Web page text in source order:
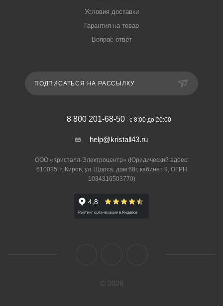
Условия доставки
Гарантия на товар
Вопрос-ответ
ПОДПИСАТЬСЯ НА РАССЫЛКУ
8 800 201-68-50 с 8:00 до 20:00
help@kristall43.ru
ООО «Кристалл-Электроцентр» (Юридический адрес:
610035, г. Киров, ул. Щорса, дом 68г, кабинет 9, ОГРН
1034316503770)
© 2026